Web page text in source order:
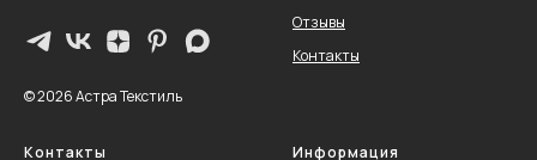
© 2026 Астра Текстиль
Отзывы
Контакты
Контакты Информация